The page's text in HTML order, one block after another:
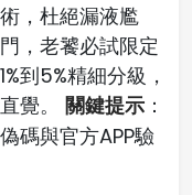
，杜絕漏液尷
，老饕必試限定
到5%精細分級，
覺。 關鍵提示 ：
碼與官方APP驗